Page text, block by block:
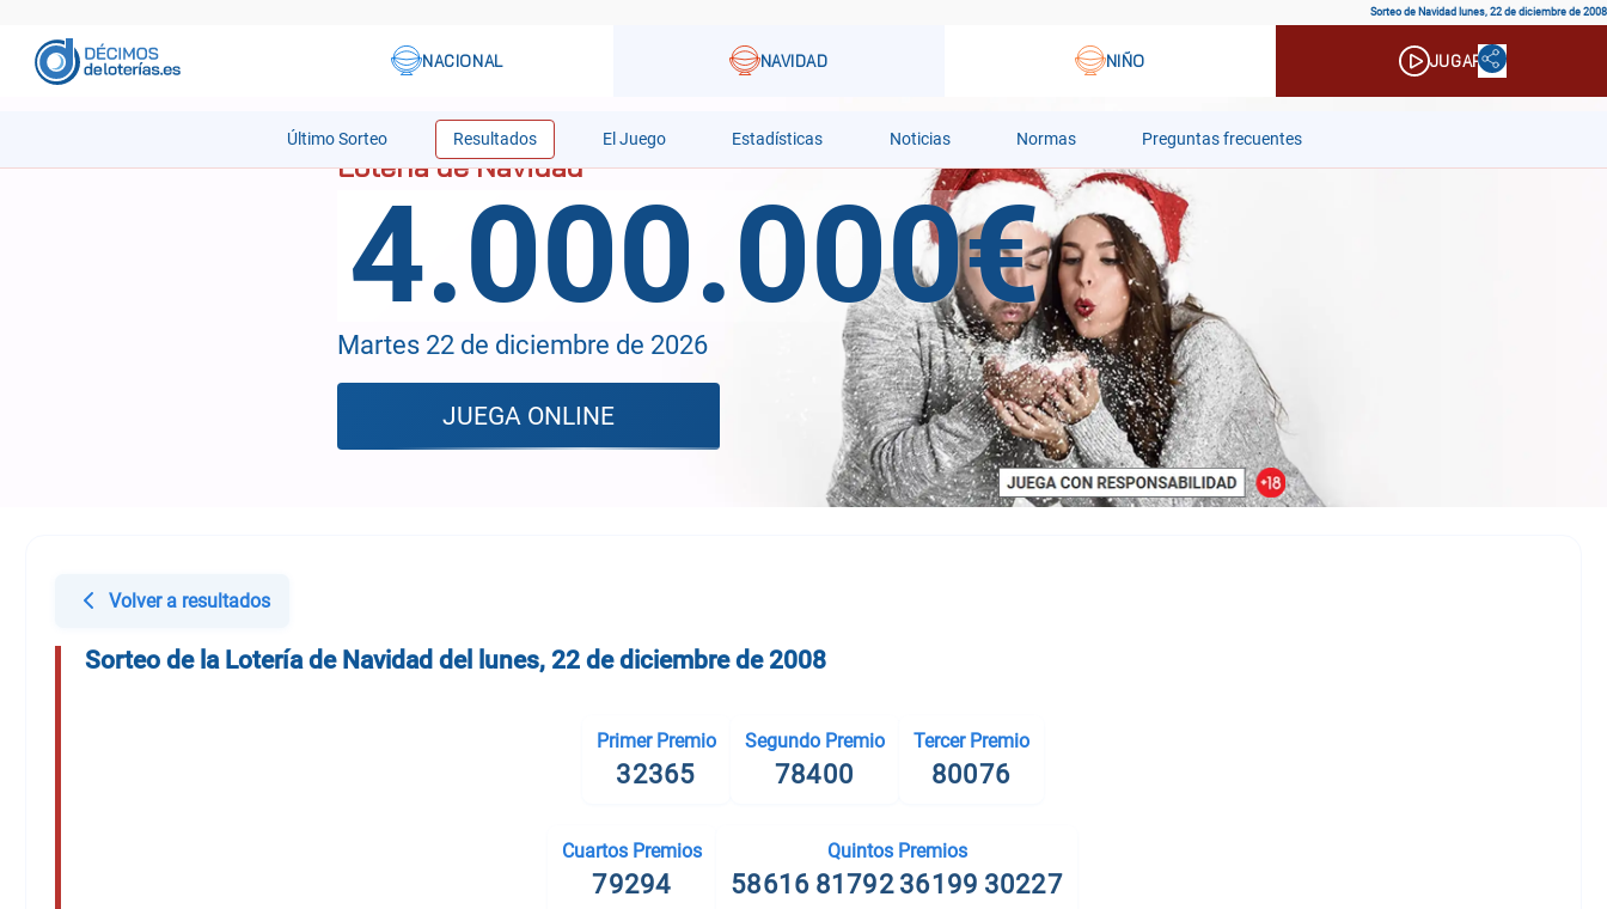
Sorteo de Navidad lunes, 22 de diciembre de 2008
Último Sorteo Resultados El Juego Estadísticas Noticias Normas Preguntas frecuentes
Volver a resultados
Sorteo de la Lotería de Navidad del lunes, 22 de diciembre de 2008
Primer Premio
32365
Segundo Premio
78400
Tercer Premio
80076
Cuartos Premios
79294
Quintos Premios
58616 81792 36199 30227
4.000.000€
Martes 22 de diciembre de 2026
JUEGA ONLINE